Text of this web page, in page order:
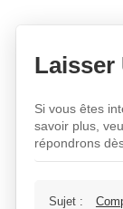
Laisser
Si vous êtes
savoir plus,
répondrons
Sujet :